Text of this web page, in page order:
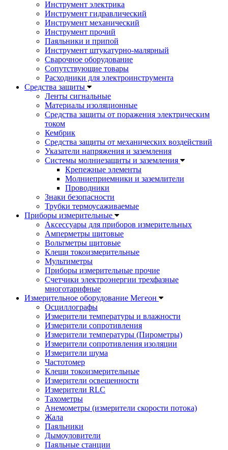
Инструмент электрика
Инструмент гидравлический
Инструмент механический
Инструмент прочий
Паяльники и припой
Инструмент штукатурно-малярный
Сварочное оборудование
Сопутствующие товары
Расходники для электроинструмента
Cредства защиты
Ленты сигнальные
Материалы изоляционные
Средства защиты от поражения электрическим
током
Кембрик
Средства защиты от механических воздействий
Указатели напряжения и заземления
Системы молниезащиты и заземления
Крепежные элементы
Молниеприемники и заземлители
Проводники
Знаки безопасности
Трубки термоусаживаемые
Приборы измерительные
Аксессуары для приборов измерительных
Амперметры щитовые
Вольтметры щитовые
Клещи токоизмерительные
Мультиметры
Приборы измерительные прочие
Счетчики электроэнергии трехфазные
многотарифные
Измерительное оборудование Мегеон
Осциллографы
Измерители температуры и влажности
Измерители сопротивления
Измерители температуры (Пирометры)
Измерители сопротивления изоляции
Измерители шума
Частотомер
Клещи токоизмерительные
Измерители освещенности
Измерители RLC
Тахометры
Анемометры (измерители скорости потока)
Жала
Паяльники
Дымоуловители
Паяльные станции